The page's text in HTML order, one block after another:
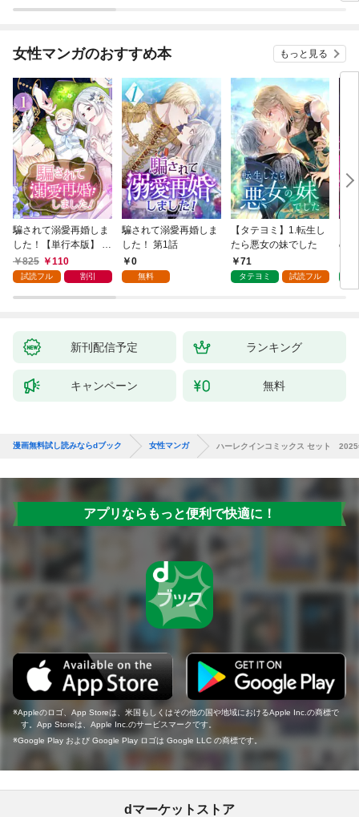
が、出世した元教え子
らない件～ 第1話
女性マンガのおすすめ本 もっと見る
騙されて溺愛再婚しま
した！【単行本版】 1
巻825 110
試読フル 割引
騙されて溺愛再婚しま
した！ 第1話
0
無料
【タテヨミ】1.転生し
たら悪女の妹でした
71
タテヨミ 試読フル
の
新刊配信予定 ランキング
キャンペーン 無料
漫画無料試し読みならdブック 女性マンガ ハーレクインコミックス セット
アプリならもっと便利で快適に！
Appleのロゴ、App Storeは、米国もしくはその他の国や地域におけるApple Inc.の商標で
す。App Storeは、Apple Inc.のサービスマークです。
Google Play および Google Play ロゴは Google LLC の商標です。
dマーケットストア